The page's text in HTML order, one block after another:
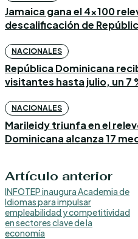
Jamaica gana el 4×100
descalificación de
NACIONALES
República Dominicana
visitantes hasta julio, un 7
NACIONALES
Marileidy triunfa en el
Dominicana alcanza 17
Artículo anterior
INFOTEP inaugura Academia de
Idiomas para impulsar
empleabilidad y competitividad
en sectores clave de la
economía